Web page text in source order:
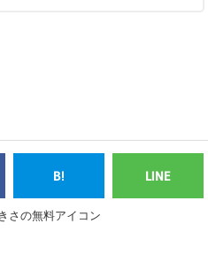
B! LINE
さの無料アイコン